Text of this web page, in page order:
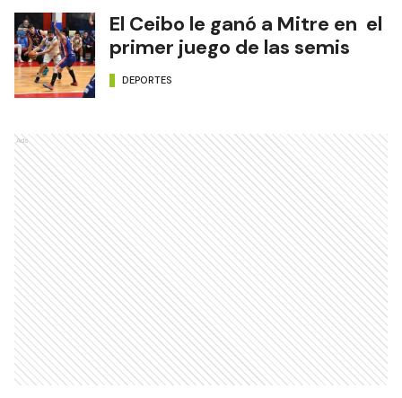
El Ceibo le ganó a Mitre en el
primer juego de las semis
DEPORTES
Ads